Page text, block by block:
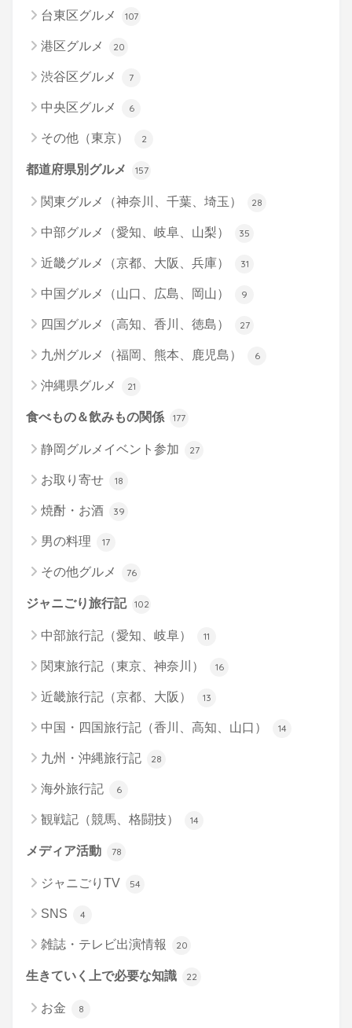
台東区グルメ 107
港区グルメ 20
渋谷区グルメ 7
中央区グルメ 6
その他（東京） 2
都道府県別グルメ 157
関東グルメ（神奈川、千葉、埼玉） 28
中部グルメ（愛知、岐阜、山梨） 35
近畿グルメ（京都、大阪、兵庫） 31
中国グルメ（山口、広島、岡山） 9
四国グルメ（高知、香川、徳島） 27
九州グルメ（福岡、熊本、鹿児島） 6
沖縄県グルメ 21
食べもの＆飲みもの関係 177
静岡グルメイベント参加 27
お取り寄せ 18
焼酎・お酒 39
男の料理 17
その他グルメ 76
ジャニごり旅行記 102
中部旅行記（愛知、岐阜） 11
関東旅行記（東京、神奈川） 16
近畿旅行記（京都、大阪） 13
中国・四国旅行記（香川、高知、山口） 14
九州・沖縄旅行記 28
海外旅行記 6
観戦記（競馬、格闘技） 14
メディア活動 78
ジャニごりTV 54
SNS 4
雑誌・テレビ出演情報 20
生きていく上で必要な知識 22
お金 8